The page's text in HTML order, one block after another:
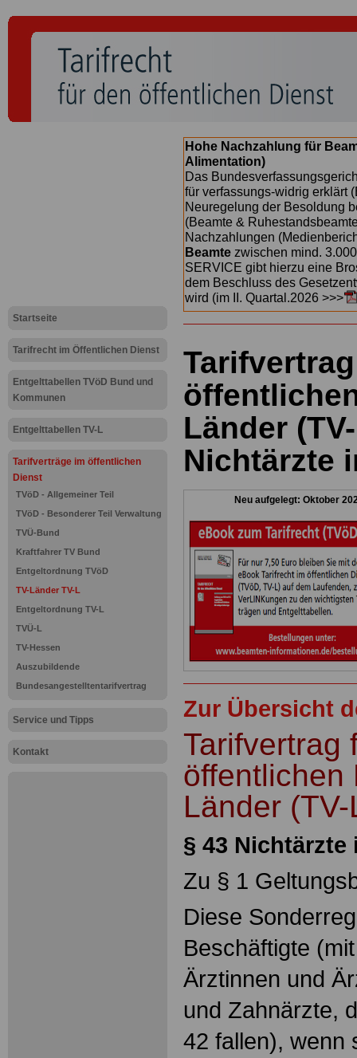
Startseite
Tarifrecht im Öffentlichen Dienst
Entgelttabellen TVöD Bund und
Kommunen
Entgelttabellen TV-L
Tarifverträge im öffentlichen
Dienst
TVöD - Allgemeiner Teil
TVöD - Besonderer Teil Verwaltung
TVÜ-Bund
Kraftfahrer TV Bund
Entgeltordnung TVöD
TV-Länder TV-L
Entgeltordnung TV-L
TVÜ-L
TV-Hessen
Auszubildende
Bundesangestelltentarifvertrag
Service und Tipps
Kontakt
Hohe Nachzahlung für
Alimentation)
Das
für verfassungs-widrig erklärt
Neuregelung der Besoldung
(Beamte &
Nachzahlungen
Beamte zwischen mind.
SERVICE gibt hierzu eine
dem Beschluss des
wird (im II. Quartal.2026 >>>
Länder
Nichtärzte
Neu aufgelegt: Oktober
Zur Übersicht
Tarifvertrag
öffentlichen
Länder
§ 43
Zu § 1
Diese
Beschäftigte
Ärztinnen und
und Zahnärzte,
42 fallen), wenn